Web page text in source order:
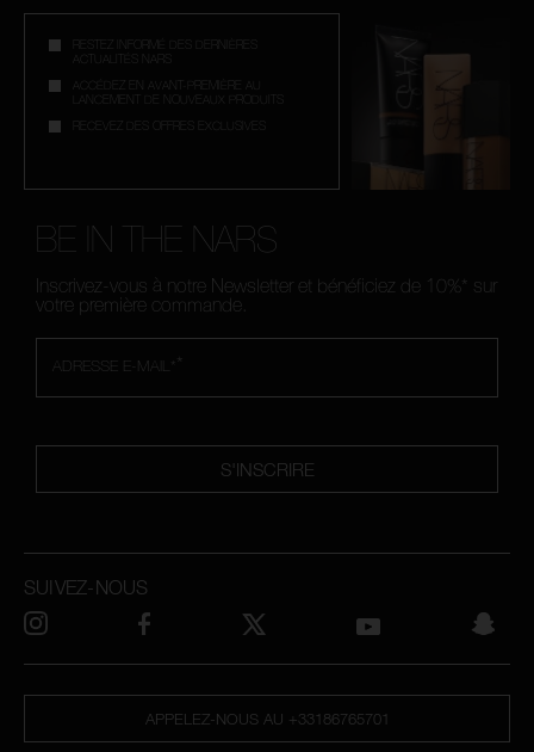
RESTEZ INFORMÉ DES DERNIÈRES
ACTUALITÉS NARS
ACCÉDEZ EN AVANT-PREMIÈRE AU
LANCEMENT DE NOUVEAUX PRODUITS
RECEVEZ DES OFFRES EXCLUSIVES
BE IN THE NARS
Inscrivez-vous à notre Newsletter et bénéficiez de 10%* sur
votre première commande.
*
ADRESSE E-MAIL*
S'INSCRIRE
APPELEZ-NOUS AU +33186765701
SUIVEZ-NOUS